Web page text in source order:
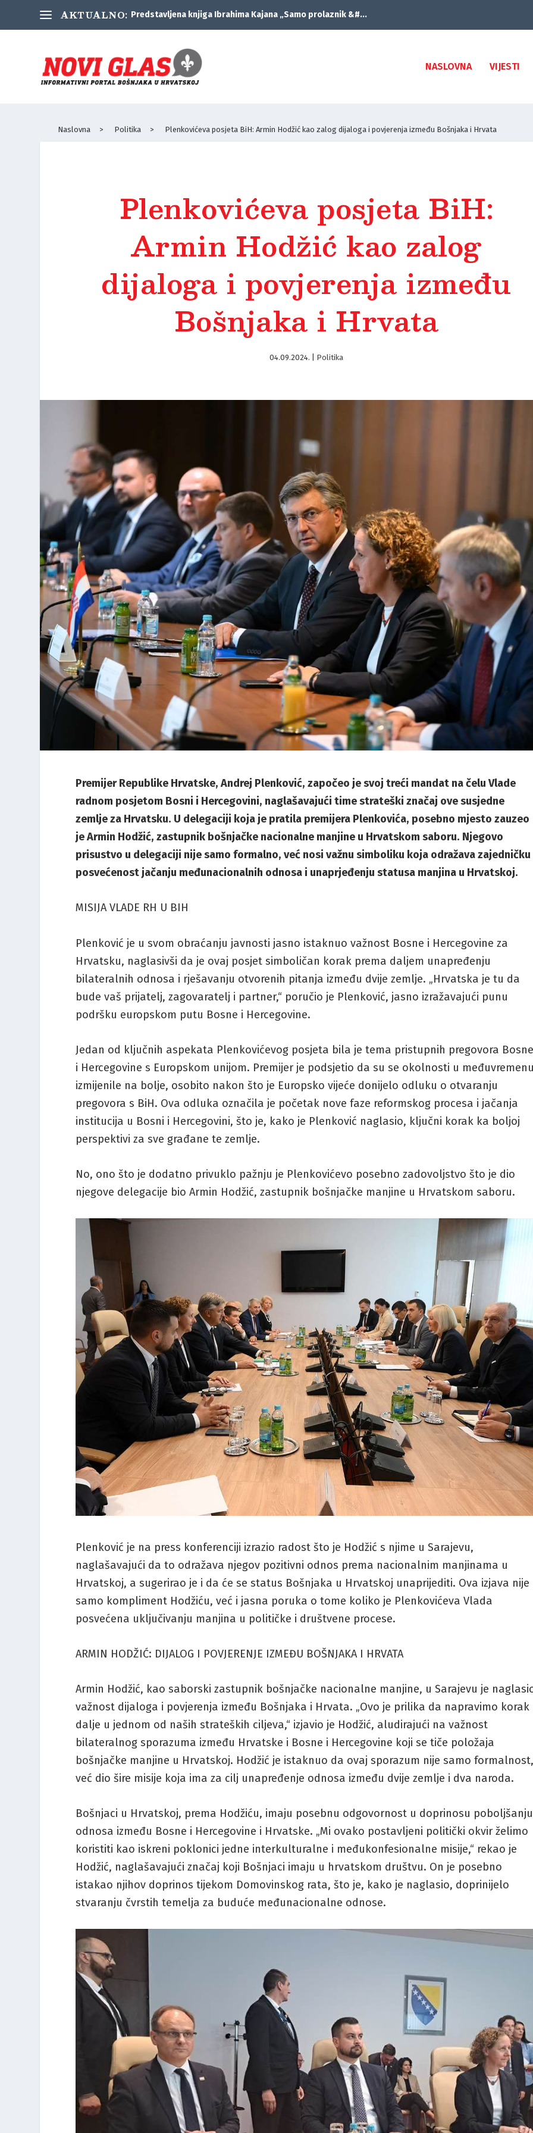
AKTUALNO: Predstavljena knjiga Ibrahima Kajana „Samo prolaznik &#...
NASLOVNA VIJESTI
Naslovna > Politika > Plenkovićeva posjeta BiH: Armin Hodžić kao zalog dijaloga i povjerenja između Bošnjaka i Hrvata
Plenkovićeva posjeta BiH:
Armin Hodžić kao zalog
dijaloga i povjerenja između
Bošnjaka i Hrvata
04.09.2024. Politika
Premijer Republike Hrvatske, Andrej Plenković, započeo je svoj treći mandat na čelu Vlade
radnom posjetom Bosni i Hercegovini, naglašavajući time strateški značaj ove susjedne
zemlje za Hrvatsku. U delegaciji koja je pratila premijera Plenkovića, posebno mjesto zauzeo
je Armin Hodžić, zastupnik bošnjačke nacionalne manjine u Hrvatskom saboru. Njegovo
prisustvo u delegaciji nije samo formalno, već nosi važnu simboliku koja odražava zajedničku
posvećenost jačanju međunacionalnih odnosa i unaprjeđenju statusa manjina u Hrvatskoj.
MISIJA VLADE RH U BIH
Plenković je u svom obraćanju javnosti jasno istaknuo važnost Bosne i Hercegovine za
Hrvatsku, naglasivši da je ovaj posjet simboličan korak prema daljem unapređenju
bilateralnih odnosa i rješavanju otvorenih pitanja između dvije zemlje. „Hrvatska je tu da
bude vaš prijatelj, zagovaratelj i partner,“ poručio je Plenković, jasno izražavajući punu
podršku europskom putu Bosne i Hercegovine.
Jedan od ključnih aspekata Plenkovićevog posjeta bila je tema pristupnih pregovora
i Hercegovine s Europskom unijom. Premijer je podsjetio da su se okolnosti u
izmijenile na bolje, osobito nakon što je Europsko vijeće donijelo odluku o otvaranju
pregovora s BiH. Ova odluka označila je početak nove faze reformskog procesa i jačanja
institucija u Bosni i Hercegovini, što je, kako je Plenković naglasio, ključni korak ka boljoj
perspektivi za sve građane te zemlje.
No, ono što je dodatno privuklo pažnju je Plenkovićevo posebno zadovoljstvo što je dio
njegove delegacije bio Armin Hodžić, zastupnik bošnjačke manjine u Hrvatskom saboru.
Plenković je na press konferenciji izrazio radost što je Hodžić s njime u Sarajevu,
naglašavajući da to odražava njegov pozitivni odnos prema nacionalnim manjinama u
Hrvatskoj, a sugerirao je i da će se status Bošnjaka u Hrvatskoj unaprijediti. Ova izjava nije
samo kompliment Hodžiću, već i jasna poruka o tome koliko je Plenkovićeva Vlada
posvećena uključivanju manjina u političke i društvene procese.
ARMIN HODŽIĆ: DIJALOG I POVJERENJE IZMEĐU BOŠNJAKA I HRVATA
Armin Hodžić, kao saborski zastupnik bošnjačke nacionalne manjine, u Sarajevu je
važnost dijaloga i povjerenja između Bošnjaka i Hrvata. „Ovo je prilika da napravimo korak
dalje u jednom od naših strateških ciljeva,“ izjavio je Hodžić, aludirajući na važnost
bilateralnog sporazuma između Hrvatske i Bosne i Hercegovine koji se tiče položaja
bošnjačke manjine u Hrvatskoj. Hodžić je istaknuo da ovaj sporazum nije samo
već dio šire misije koja ima za cilj unapređenje odnosa između dvije zemlje i dva naroda.
Bošnjaci u Hrvatskoj, prema Hodžiću, imaju posebnu odgovornost u doprinosu poboljšanju
odnosa između Bosne i Hercegovine i Hrvatske. „Mi ovako postavljeni politički okvir želimo
koristiti kao iskreni poklonici jedne interkulturalne i međukonfesionalne misije,“ rekao je
Hodžić, naglašavajući značaj koji Bošnjaci imaju u hrvatskom društvu. On je posebno
istakao njihov doprinos tijekom Domovinskog rata, što je, kako je naglasio, doprinijelo
stvaranju čvrstih temelja za buduće međunacionalne odnose.